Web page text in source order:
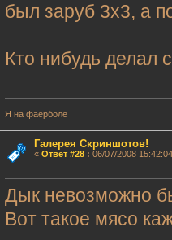
был заруб 3х3, а
Кто нибудь делал
Я на фаерболе
Галерея Скриншотов!
« Ответ #28: 06/07/2008
Дык невозможно
Вот такое мясо